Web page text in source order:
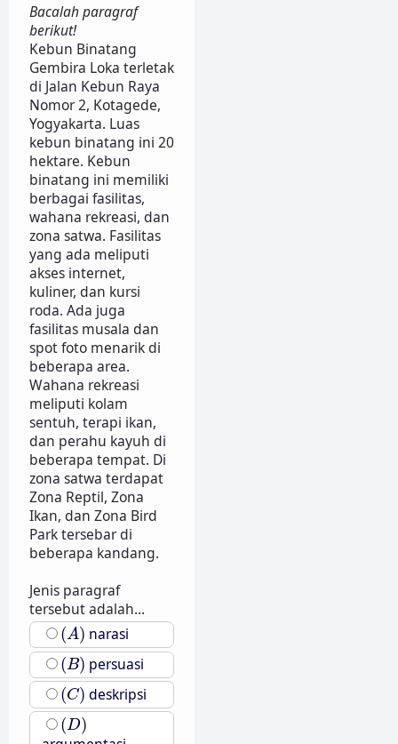
Bacalah paragraf
berikut!
Kebun Binatang
Gembira Loka terletak
di Jalan Kebun Raya
Nomor 2, Kotagede,
Yogyakarta. Luas
kebun binatang ini 20
hektare. Kebun
binatang ini memiliki
berbagai fasilitas,
wahana rekreasi, dan
zona satwa. Fasilitas
yang ada meliputi
akses internet,
kuliner, dan kursi
roda. Ada juga
fasilitas musala dan
spot foto menarik di
beberapa area.
Wahana rekreasi
meliputi kolam
sentuh, terapi ikan,
dan perahu kayuh di
beberapa tempat. Di
zona satwa terdapat
Zona Reptil, Zona
Ikan, dan Zona Bird
Park tersebar di
beberapa kandang.
Jenis paragraf
tersebut adalah...
(A)
(A) narasi
(B)
(B) persuasi
(C)
(C) deskripsi
(D)
(D)